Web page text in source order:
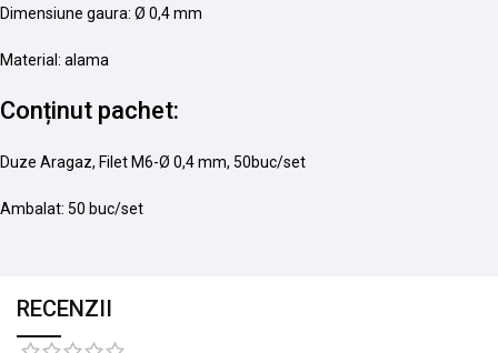
Dimensiune gaura: Ø 0,4 mm
Material: alama
Conținut pachet:
Duze Aragaz, Filet M6-Ø 0,4 mm, 50buc/set
Ambalat: 50 buc/set
RECENZII